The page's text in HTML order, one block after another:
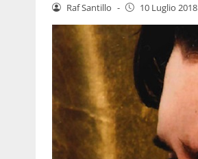
Raf Santillo - 10 Luglio 2018